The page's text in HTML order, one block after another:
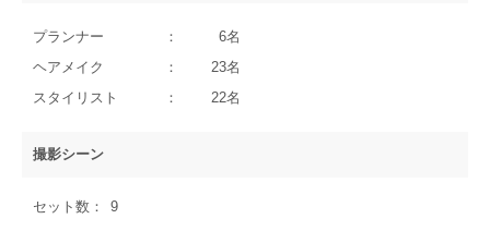
プランナー
6名
ヘアメイク
23名
スタイリスト
22名
撮影シーン
セット数 9